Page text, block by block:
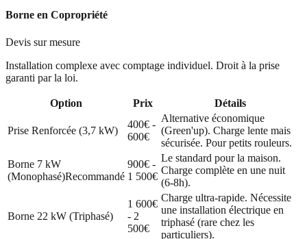
Borne en Copropriété
Devis sur mesure
Installation complexe avec comptage individuel. Droit à la prise
garanti par la loi.
Option Prix Détails
Prise Renforcée (3,7 kW)
400€ -
600€
Alternative économique
(Green'up). Charge lente mais
sécurisée. Pour petits rouleurs.
Borne 7 kW
(Monophasé)Recommandé
900€ -
1 500€
Le standard pour la maison.
Charge complète en une nuit
(6-8h).
Borne 22 kW (Triphasé)
1 600€
- 2
500€
Charge ultra-rapide. Nécessite
une installation électrique en
triphasé (rare chez les
particuliers).